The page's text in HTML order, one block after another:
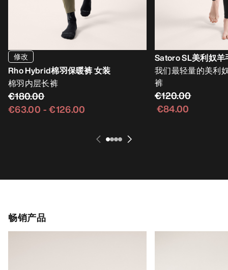
修改
Rho Hybrid棉羽保暖裤 女装
棉羽内层长裤
€180.00
€63.00 -€126.00
Satoro SL美利奴羊
我们最轻量的美利
裤
€120.00
€84.00
畅销产品